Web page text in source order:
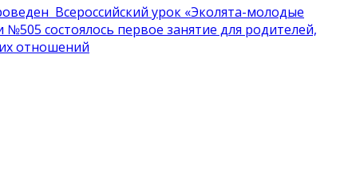
Всероссийский урок «Эколята-молодые
состоялось первое занятие для родителей,
отношений